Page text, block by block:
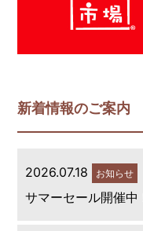
新着情報のご案内
2026.07.18 お知らせ
サマーセール開催中